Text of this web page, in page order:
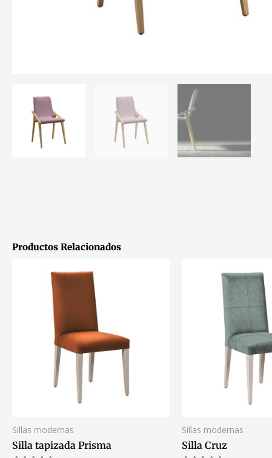
Productos Relacionados
Sillas modernas
Silla tapizada Prisma
Sillas modernas
Silla Cruz